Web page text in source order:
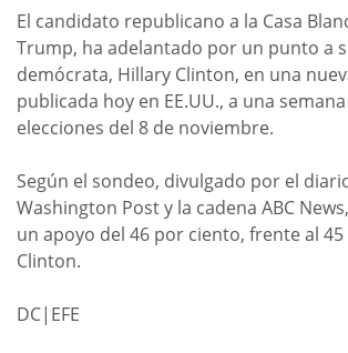
El candidato republicano a la Casa
Trump, ha adelantado por un punto a
demócrata, Hillary Clinton, en una
publicada hoy en EE.UU., a una
elecciones del 8 de noviembre.
Según el sondeo, divulgado por el
Washington Post y la cadena ABC
un apoyo del 46 por ciento, frente al
Clinton.
DC|EFE